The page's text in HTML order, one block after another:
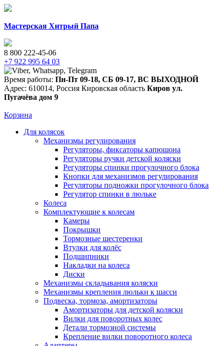
Мастерская Хитрый Папа
8 800 222-45-06
+7 922 995 64 03
Время работы: Пн-Пт 09-18, СБ 09-17, ВС ВЫХОДНОЙ
Адрес: 610014, Россия Кировская область Киров ул.
Пугачёва дом 9
Корзина
Для колясок
Механизмы регулирования
Регуляторы, фиксаторы капюшона
Регуляторы ручки детской коляски
Регуляторы спинки прогулочного блока
Кнопки для механизмов регулирования
Регуляторы подножки прогулочного блока
Регулятор спинки в люльке
Колеса
Комплектующие к колесам
Камеры
Покрышки
Тормозные шестеренки
Втулки для колёс
Подшипники
Накладки на колеса
Диски
Механизмы складывания коляски
Механизмы крепления люльки к шасси
Подвеска, тормоза, амортизаторы
Амортизаторы для детской коляски
Вилки для поворотных колес
Детали тормозной системы
Крепление вилки поворотного колеса